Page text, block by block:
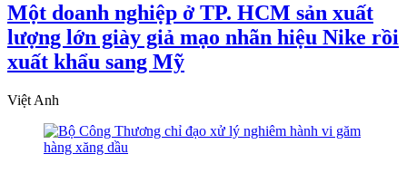
Một doanh nghiệp ở TP. HCM sản xuất
lượng lớn giày giả mạo nhãn hiệu Nike rồi
xuất khẩu sang Mỹ
Việt Anh